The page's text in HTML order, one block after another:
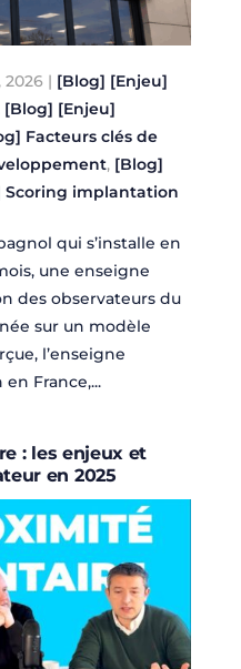
2026 | [Blog] [Enjeu]
[Blog] [Enjeu]
Facteurs clés de
, [Blog]
Scoring implantation
qui s’installe en
une enseigne
des observateurs du
sur un modèle
l’enseigne
France,...
: les enjeux et
en 2025